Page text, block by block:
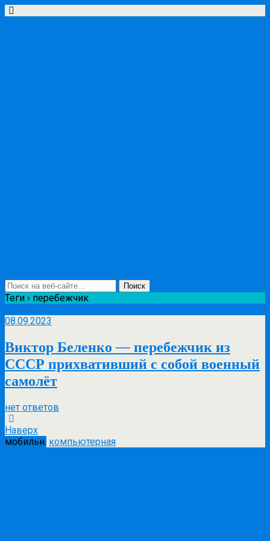
Теги › перебежчик
08.09.2023
Виктор Беленко — перебежчик из
СССР прихвативший с собой военный
самолёт
нет ответов
Наверх
мобильн. компьютерная